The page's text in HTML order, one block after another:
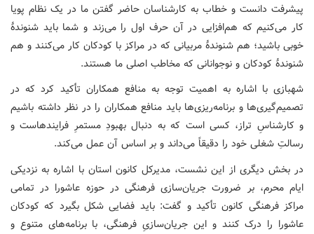
پیشرفت دانست و خطاب به کارشناسان حاضر گفتن ما در یک نظام پویا
کار می‌کنیم که هم‌افزایی در آن حرف اول را می‌زند و شما باید شنوندهٔ
خوبی باشید؛ هم شنوندهٔ مربیانی که در مراکز با کودکان کار می‌کنند و هم
شنوندهٔ کودکان و نوجوانانی که مخاطب اصلی ما هستند.
شهبازی با اشاره به اهمیت توجه به منافع همکاران تأکید کرد که در
تصمیم‌گیری‌ها و برنامه‌ریزی‌ها باید منافع همکاران را در نظر داشته باشیم
و کارشناسِ تراز، کسی است که به دنبال بهبودِ مستمرِ فرایندهاست و
رسالتِ شغلی خود را دقیقاً می‌داند و بر اساس آن عمل می‌کند.
در بخش دیگری از این نشست، مدیرکل کانون استان با اشاره به نزدیکی
ایام محرم، بر ضرورت جریان‌سازی فرهنگی در حوزه عاشورا در تمامی
مراکز فرهنگی کانون تأکید و گفت: باید فضایی شکل بگیرد که کودکان
عاشورا را درک کنند و این جریان‌سازیِ فرهنگی، با برنامه‌های متنوع و